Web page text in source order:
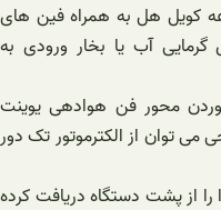
کویل هل به همراه فین های
گرمایی آب یا بخار ورودی به
محور فن هوادهی یوینت
می توان از الکترموتور تک دور
از پشت دستگاه دریافت کرده